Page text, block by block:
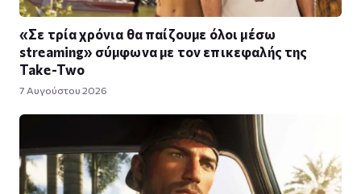
«Σε τρία χρόνια θα παίζουμε όλοι μέσω
streaming» σύμφωνα με τον επικεφαλής της
Take-Two
7 Αυγούστου 2026